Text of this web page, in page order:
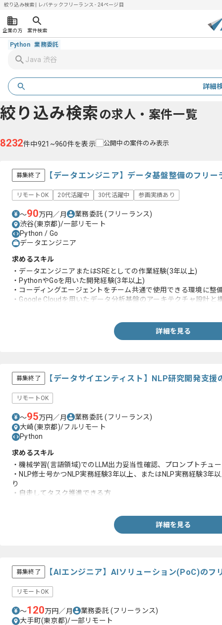
絞り込み検索 | レバテックフリーランス - 24ページ目
企業の方 案件検索
Python 業務委託
詳細
絞り込み検索 の求人・案件一覧
8232件中921~960件を表示 公開中の案件のみ表示
募集終了 【データエンジニア】データ基盤整備のフリ
リモートOK 20代活躍中 30代活躍中 参画実績あり
〜90万円／月 業務委託(フリーランス)
渋谷(東京都)/一部リモート
Python / Go
データエンジニア
求めるスキル
・データエンジニアまたはSREとしての作業経験(3年以上)
・PythonやGoを用いた開発経験(3年以上)
・コーディングエージェントをチーム共通で使用できる環境に整
・Google Cloudを用いたデータ分析基盤のアーキテクチャ設計と
詳細を見る
募集終了 【データサイエンティスト】NLP研究開発支
リモートOK
〜95万円／月 業務委託(フリーランス)
大崎(東京都)/フルリモート
Python
求めるスキル
・機械学習(言語領域)でのLLM出力妥当性確認、プロンプトチュ
・NLP修士号かつNLP実務経験3年以上、またはNLP実務経験3年
り
・自走してタスク推進できる方
詳細を見る
募集終了 【AIエンジニア】AIソリューション(PoC)のフ
リモートOK
〜120万円／月 業務委託(フリーランス)
大手町(東京都)/一部リモート